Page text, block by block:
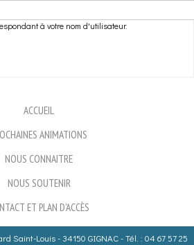
à votre nom d'utilisateur.
ACCUEIL
ANIMATIONS
NOUS CONNAITRE
NOUS SOUTENIR
ET PLAN D'ACCÈS
Saint-Louis - 34150 GIGNAC - Tél. : 04 67 57 25